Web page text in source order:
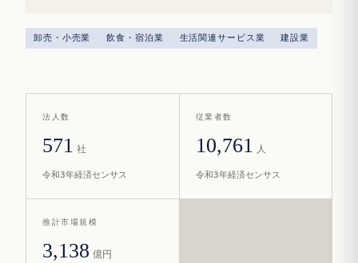
卸売・小売業 飲食・宿泊業 生活関連サービス業 建設業
法人数
571 社
令和3年経済センサス
従業者数
10,761 人
令和3年経済センサス
推計市場規模
3,138 億円